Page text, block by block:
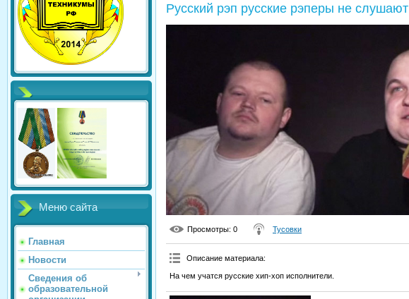
Меню сайта
Главная
Новости
Сведения об
образовательной
Русский рэп русские рэперы не слушают
Просмотры: 0 Тусовки
Описание материала:
На чем учатся русские хип-хоп исполнители.